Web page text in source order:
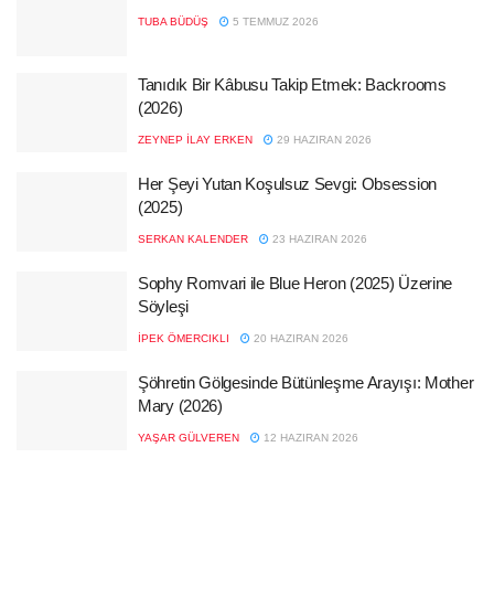
TUBA BÜDÜŞ 5 TEMMUZ 2026
Tanıdık Bir Kâbusu Takip Etmek: Backrooms
(2026)
ZEYNEP İLAY ERKEN 29 HAZIRAN 2026
Her Şeyi Yutan Koşulsuz Sevgi: Obsession
(2025)
SERKAN KALENDER 23 HAZIRAN 2026
Sophy Romvari ile Blue Heron (2025) Üzerine
Söyleşi
İPEK ÖMERCIKLI 20 HAZIRAN 2026
Şöhretin Gölgesinde Bütünleşme Arayışı: Mother
Mary (2026)
YAŞAR GÜLVEREN 12 HAZIRAN 2026